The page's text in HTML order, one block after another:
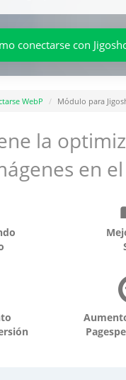
conectarse con
WebP Módulo para
la
en